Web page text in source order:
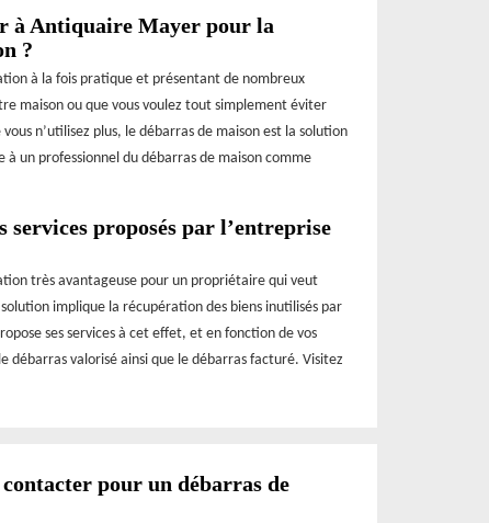
à Antiquaire Mayer pour la
?
à la fois pratique et présentant de nombreux
maison ou que vous voulez tout simplement éviter
n’utilisez plus, le débarras de maison est la solution
à un professionnel du débarras de maison comme
services proposés par l’entreprise
très avantageuse pour un propriétaire qui veut
implique la récupération des biens inutilisés par
ses services à cet effet, et en fonction de vos
débarras valorisé ainsi que le débarras facturé. Visitez
pour un débarras de